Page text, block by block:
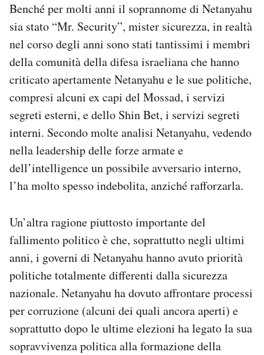
Benché per molti anni il soprannome di Netanyahu
sia stato “Mr. Security”, mister sicurezza, in realtà
nel corso degli anni sono stati tantissimi i membri
della comunità della difesa israeliana che hanno
criticato apertamente Netanyahu e le sue politiche,
compresi alcuni ex capi del Mossad, i servizi
segreti esterni, e dello Shin Bet, i servizi segreti
interni. Secondo molte analisi Netanyahu, vedendo
nella leadership delle forze armate e
dell’intelligence un possibile avversario interno,
l’ha molto spesso indebolita, anziché rafforzarla.
Un’altra ragione piuttosto importante del
fallimento politico è che, soprattutto negli ultimi
anni, i governi di Netanyahu hanno avuto priorità
politiche totalmente differenti dalla sicurezza
nazionale. Netanyahu ha dovuto affrontare processi
per corruzione (alcuni dei quali ancora aperti) e
soprattutto dopo le ultime elezioni ha legato la sua
sopravvivenza politica alla formazione della